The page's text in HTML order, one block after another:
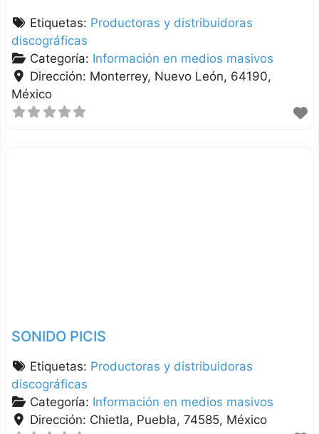
Etiquetas: Productoras y distribuidoras
discográficas
Categoría: Información en medios masivos
Dirección: Monterrey Nuevo León 64190
México
SONIDO PICIS
Etiquetas: Productoras y distribuidoras
discográficas
Categoría: Información en medios masivos
Dirección: Chietla Puebla 74585 México